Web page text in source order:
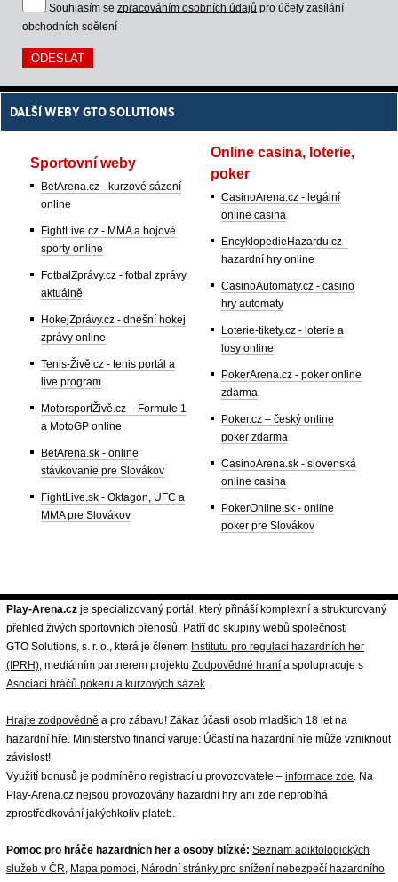
Souhlasím se zpracováním osobních údajů pro účely zasílání
obchodních sdělení
DALŠÍ WEBY GTO SOLUTIONS
Sportovní weby
BetArena.cz - kurzové sázení
online
FightLive.cz - MMA a bojové
sporty online
FotbalZprávy.cz - fotbal zprávy
aktuálně
HokejZprávy.cz - dnešní hokej
zprávy online
Tenis-Živě.cz - tenis portál a
live program
MotorsportŽivě.cz – Formule 1
a MotoGP online
BetArena.sk - online
stávkovanie pre Slovákov
FightLive.sk - Oktagon, UFC a
MMA pre Slovákov
Online casina, loterie,
poker
CasinoArena.cz - legální
online casina
EncyklopedieHazardu.cz -
hazardní hry online
CasinoAutomaty.cz - casino
hry automaty
Loterie-tikety.cz - loterie a
losy online
PokerArena.cz - poker online
zdarma
Poker.cz – český online
poker zdarma
CasinoArena.sk - slovenská
online casina
PokerOnline.sk - online
poker pre Slovákov
Play-Arena.cz je specializovaný portál, který přináší komplexní a strukturovaný
přehled živých sportovních přenosů. Patří do skupiny webů společnosti
GTO Solutions, s. r. o., která je členem Institutu pro regulaci hazardních her
(IPRH), mediálním partnerem projektu Zodpovědné hraní a spolupracuje s
Asociací hráčů pokeru a kurzových sázek.
Hrajte zodpovědně a pro zábavu! Zákaz účasti osob mladších 18 let na
hazardní hře. Ministerstvo financí varuje: Účastí na hazardní hře může vzniknout
závislost!
Využití bonusů je podmíněno registrací u provozovatele – informace zde. Na
Play-Arena.cz nejsou provozovány hazardní hry ani zde neprobíhá
zprostředkování jakýchkoliv plateb.
Pomoc pro hráče hazardních her a osoby blízké: Seznam adiktologických
služeb v ČR, Mapa pomoci, Národní stránky pro snížení nebezpečí hazardního